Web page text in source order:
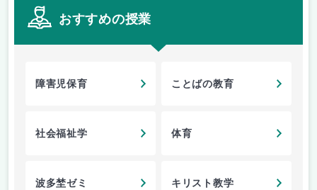
おすすめの授業
障害児保育 ことばの教育
社会福祉学 体育
波多埜ゼミ キリスト教学